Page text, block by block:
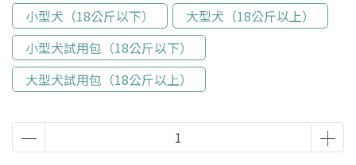
小型犬（18公斤以下）
大型犬（18公斤以上）
小型犬試用包（18公斤以下）
大型犬試用包（18公斤以上）